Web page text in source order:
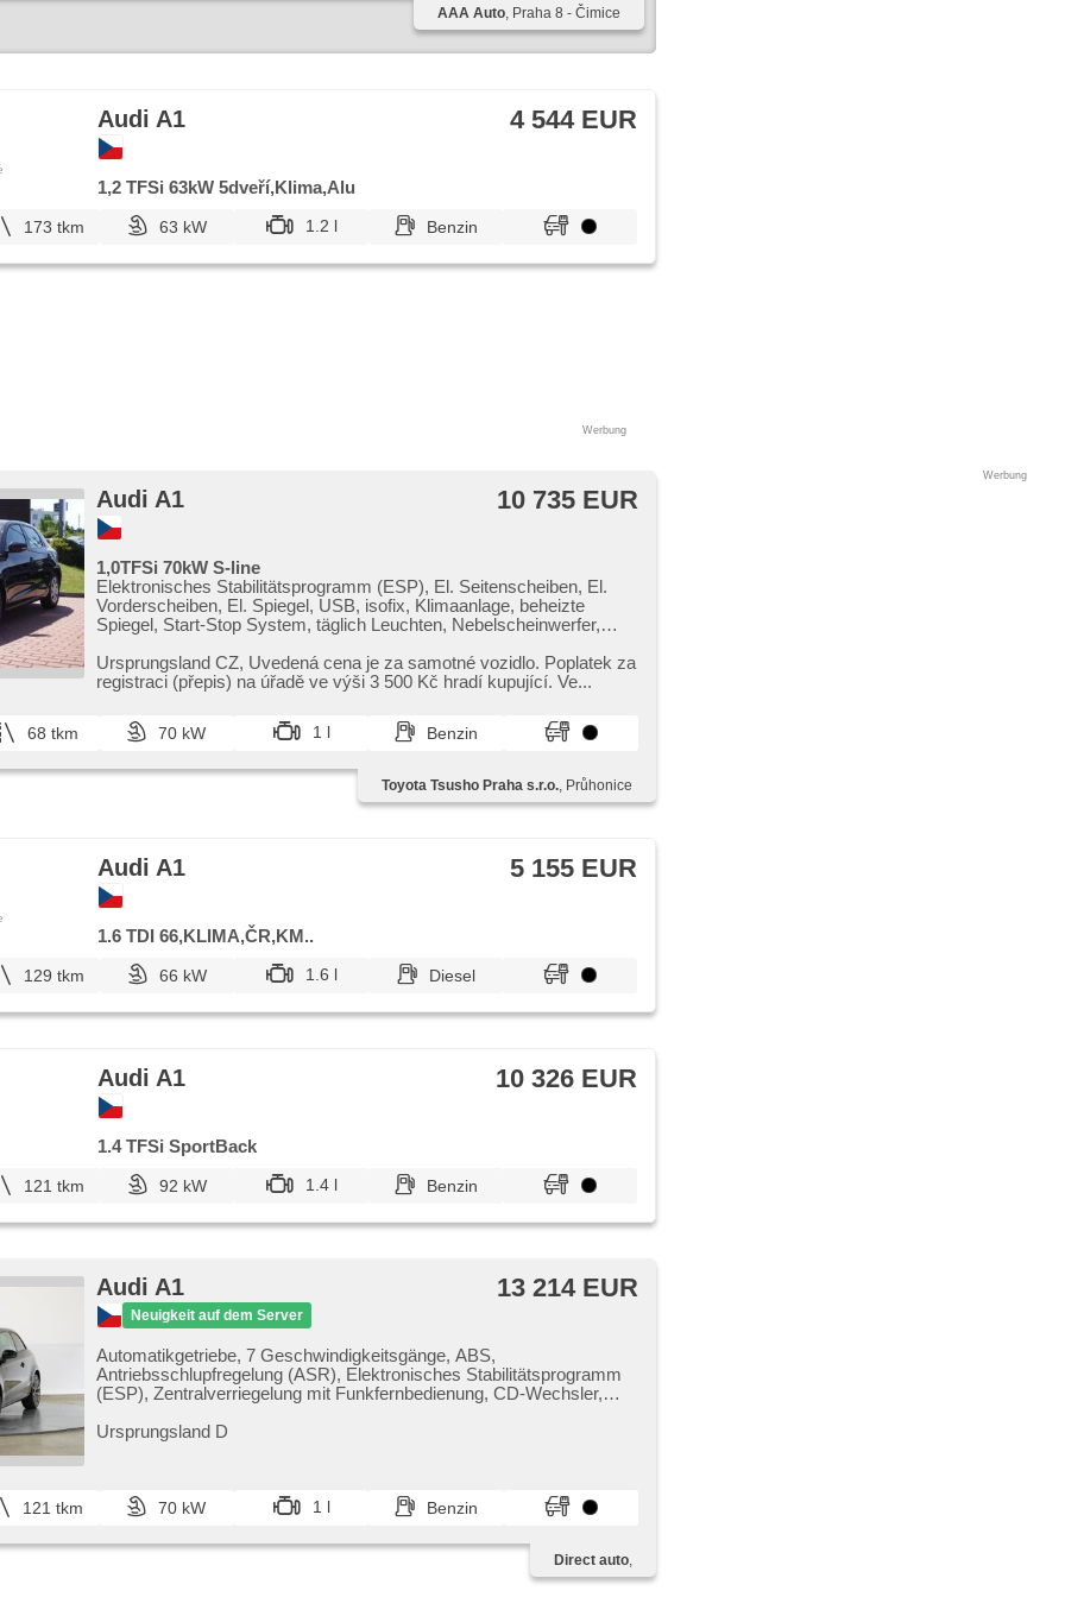
AAA Auto, Praha 8 - Čimice
Audi A1 4 544 EUR
1,2 TFSi 63kW 5dveří,Klima,Alu
173 tkm 63 kW 1.2 l Benzin
Werbung
Audi A1 10 735 EUR
1,0TFSi 70kW S-line
Elektronisches Stabilitätsprogramm (ESP), El. Seitenscheiben, El.
Vorderscheiben, El. Spiegel, USB, isofix, Klimaanlage, beheizte
Spiegel, Start-Stop System, täglich Leuchten, Nebelscheinwerfer,
přední pohon, Handgetriebe
Ursprungsland CZ,​ Uvedená cena je za samotné vozidlo. Poplatek za
registraci (přepis) na úřadě ve výši 3 500 Kč hradí kupující. Ve...
68 tkm 70 kW 1 l Benzin
Toyota Tsusho Praha s.r.o., Průhonice
Audi A1 5 155 EUR
1.6 TDI 66,KLIMA,ČR,KM..
129 tkm 66 kW 1.6 l Diesel
Audi A1 10 326 EUR
1.4 TFSi SportBack
121 tkm 92 kW 1.4 l Benzin
Audi A1
Neuigkeit auf dem Server
13 214 EUR
Automatikgetriebe, 7 Geschwindigkeitsgänge, ABS,
Antriebsschlupfregelung (ASR), Elektronisches Stabilitätsprogramm
(ESP), Zentralverriegelung mit Funkfernbedienung, CD-Wechsler,
Multifunktionslenkrad, Servolenkung, hands free, Autoradio, El.
počítače, LED denní svícení
Ursprungsland D
121 tkm 70 kW 1 l Benzin
Direct auto,
Werbung